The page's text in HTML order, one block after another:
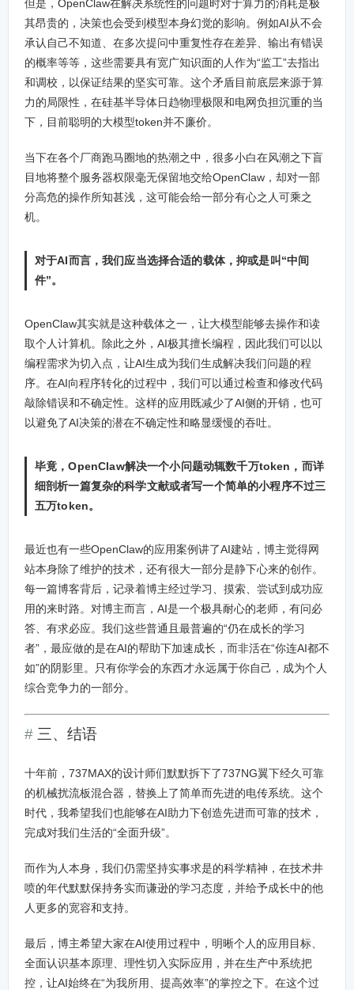
但是，OpenClaw在解决系统性的问题时对于算力的消耗是极
其昂贵的，决策也会受到模型本身幻觉的影响。例如AI从不会
承认自己不知道、在多次提问中重复性存在差异、输出有错误
的概率等等，这些需要具有宽广知识面的人作为“监工”去指出
和调校，以保证结果的坚实可靠。这个矛盾目前底层来源于算
力的局限性，在硅基半导体日趋物理极限和电网负担沉重的当
下，目前聪明的大模型token并不廉价。
当下在各个厂商跑马圈地的热潮之中，很多小白在风潮之下盲
目地将整个服务器权限毫无保留地交给OpenClaw，却对一部
分高危的操作所知甚浅，这可能会给一部分有心之人可乘之
机。
对于AI而言，我们应当选择合适的载体，抑或是叫“中间
件”。
OpenClaw其实就是这种载体之一，让大模型能够去操作和读
取个人计算机。除此之外，AI极其擅长编程，因此我们可以以
编程需求为切入点，让AI生成为我们生成解决我们问题的程
序。在AI向程序转化的过程中，我们可以通过检查和修改代码
敲除错误和不确定性。这样的应用既减少了AI侧的开销，也可
以避免了AI决策的潜在不确定性和略显缓慢的吞吐。
毕竟，OpenClaw解决一个小问题动辄数千万token，而详
细剖析一篇复杂的科学文献或者写一个简单的小程序不过三
五万token。
最近也有一些OpenClaw的应用案例讲了AI建站，博主觉得网
站本身除了维护的技术，还有很大一部分是静下心来的创作。
每一篇博客背后，记录着博主经过学习、摸索、尝试到成功应
用的来时路。对博主而言，AI是一个极具耐心的老师，有问必
答、有求必应。我们这些普通且最普遍的“仍在成长的学习
者”，最应做的是在AI的帮助下加速成长，而非活在“你连AI都不
如”的阴影里。只有你学会的东西才永远属于你自己，成为个人
综合竞争力的一部分。
三、结语
十年前，737MAX的设计师们默默拆下了737NG翼下经久可靠
的机械扰流板混合器，替换上了简单而先进的电传系统。这个
时代，我希望我们也能够在AI助力下创造先进而可靠的技术，
完成对我们生活的“全面升级”。
而作为人本身，我们仍需坚持实事求是的科学精神，在技术井
喷的年代默默保持务实而谦逊的学习态度，并给予成长中的他
人更多的宽容和支持。
最后，博主希望大家在AI使用过程中，明晰个人的应用目标、
全面认识基本原理、理性切入实际应用，并在生产中系统把
控，让AI始终在“为我所用、提高效率”的掌控之下。在这个过